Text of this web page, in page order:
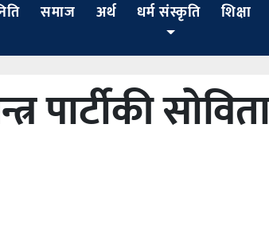
समाज अर्थ धर्म संस्कृति शिक्षा
पार्टीकी